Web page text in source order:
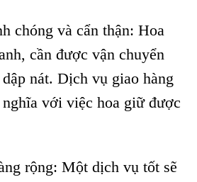
chóng và cẩn thận: Hoa
cần được vận chuyển
nát. Dịch vụ giao hàng
nghĩa với việc hoa giữ được
rộng: Một dịch vụ tốt sẽ